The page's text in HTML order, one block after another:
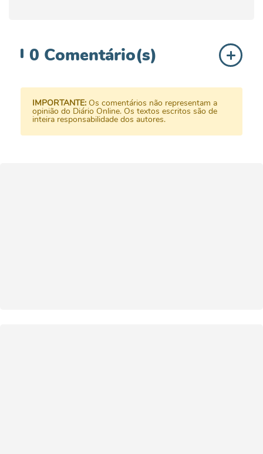
0 Comentário(s)
IMPORTANTE: Os comentários não representam a
opinião do Diário Online. Os textos escritos são de
inteira responsabilidade dos autores.